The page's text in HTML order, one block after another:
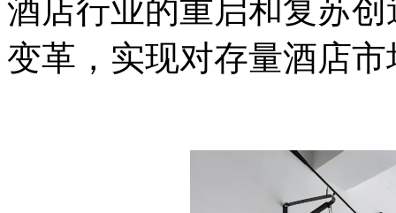
酒店行业的重启和复苏
变革，实现对存量酒店